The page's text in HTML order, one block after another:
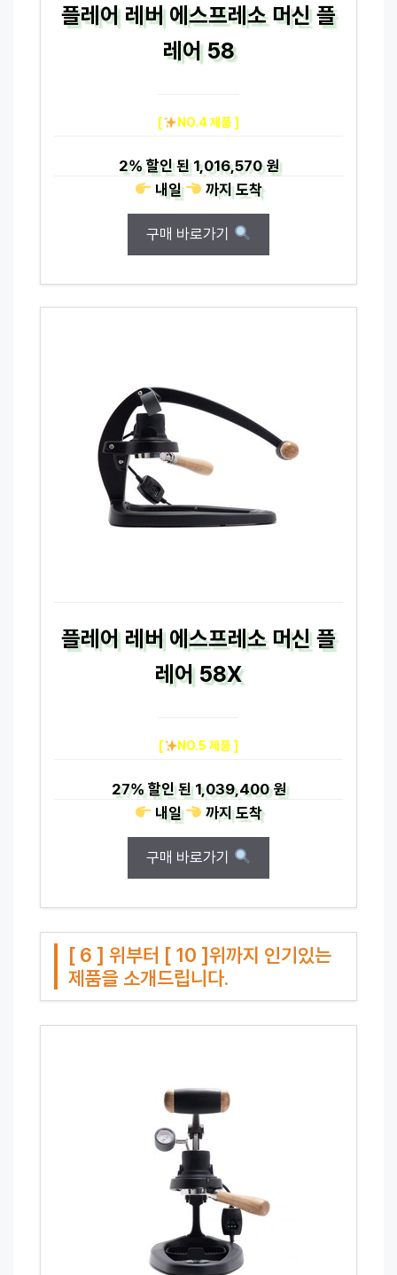
플레어 레버 에스프레소 머신 플
레어 58
[ NO.4 제품 ]
2%할인 된1,016,570 원
내일
까지도착
구매 바로가기
플레어 레버 에스프레소 머신 플
레어 58X
[ NO.5 제품 ]
27%할인 된1,039,400 원
내일
까지도착
구매 바로가기
[ 6 ] 위부터 [ 10 ]위까지 인기있는
제품을 소개드립니다.